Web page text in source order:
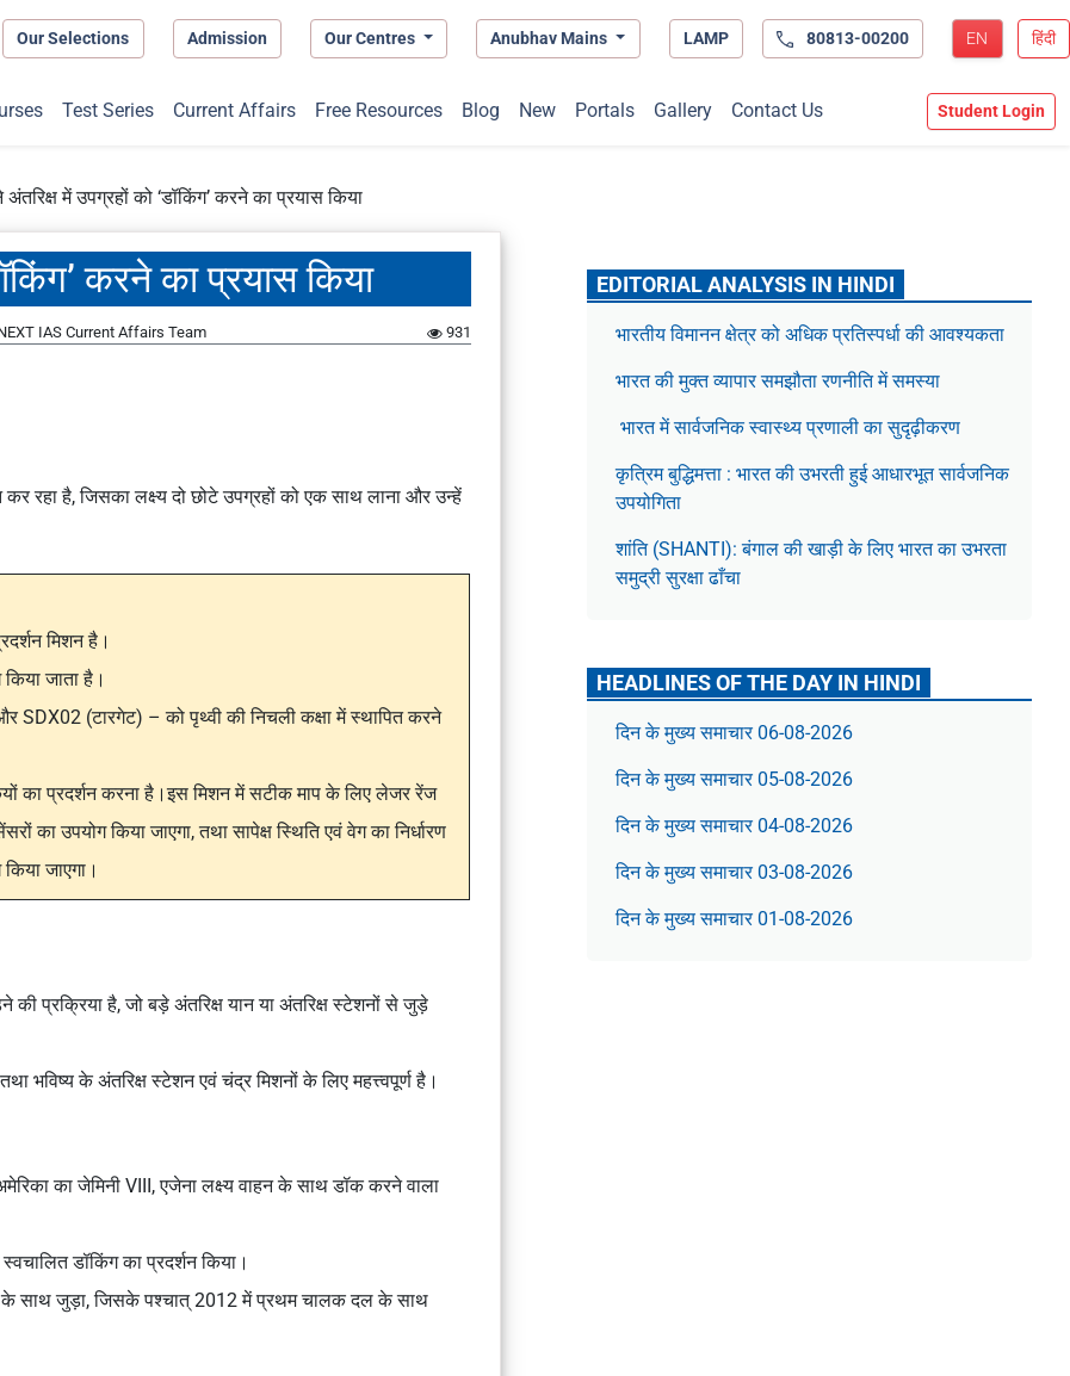
Our Selections Admission Our Centres Anubhav Mains LAMP 80813-00200 EN हिंदी
Test Series Current Affairs Free Resources Blog New Portals Gallery Contact Us Student Login
अंतरिक्ष में उपग्रहों को ‘डॉकिंग’ करने का प्रयास किया
करने का प्रयास किया
IAS Current Affairs Team 931
रहा है, जिसका लक्ष्य दो छोटे उपग्रहों को एक साथ लाना और उन्हें
मिशन है।
किया जाता है।
SDX02 (टारगेट) – को पृथ्वी की निचली कक्षा में स्थापित करने
का प्रदर्शन करना है।इस मिशन में सटीक माप के लिए लेजर रेंज
उपयोग किया जाएगा, तथा सापेक्ष स्थिति एवं वेग का निर्धारण
जाएगा।
की प्रक्रिया है, जो बड़े अंतरिक्ष यान या अंतरिक्ष स्टेशनों से जुड़े
के अंतरिक्ष स्टेशन एवं चंद्र मिशनों के लिए महत्त्वपूर्ण है।
का जेमिनी VIII, एजेना लक्ष्य वाहन के साथ डॉक करने वाला
डॉकिंग का प्रदर्शन किया।
के साथ जुड़ा, जिसके पश्चात् 2012 में प्रथम चालक दल के साथ
EDITORIAL ANALYSIS IN HINDI
भारतीय विमानन क्षेत्र को अधिक प्रतिस्पर्धा की आवश्यकता
भारत की मुक्त व्यापार समझौता रणनीति में समस्या
भारत में सार्वजनिक स्वास्थ्य प्रणाली का सुदृढ़ीकरण
कृत्रिम बुद्धिमत्ता : भारत की उभरती हुई आधारभूत सार्वजनिक
उपयोगिता
शांति (SHANTI): बंगाल की खाड़ी के लिए भारत का उभरता
समुद्री सुरक्षा ढाँचा
HEADLINES OF THE DAY IN HINDI
दिन के मुख्य समाचार 06-08-2026
दिन के मुख्य समाचार 05-08-2026
दिन के मुख्य समाचार 04-08-2026
दिन के मुख्य समाचार 03-08-2026
दिन के मुख्य समाचार 01-08-2026